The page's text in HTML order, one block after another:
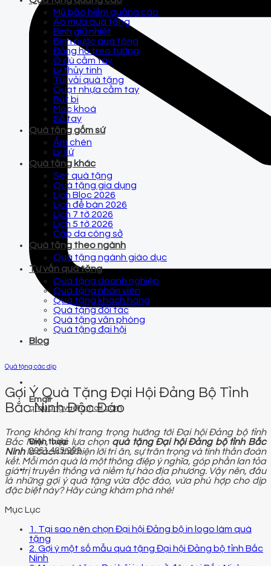
Email
qtquangvu@gmail.com
Điện thoại
0961 425 999
Mũ bảo hiểm quảng cáo
Áo mưa quà tặng
Bình giữ nhiệt
Bình nước quà tặng
Đồng hồ treo tường
Ô dù cầm tay
Ly thủy tinh
Túi vải quà tặng
Quạt nhựa cầm tay
Bút bi
Móc khoá
Sổ tay
Quà tặng gốm sứ
Ấm chén
Ly sứ
Quà tặng khác
Set quà tặng
Quà tặng gia dụng
Lịch Bloc 2026
Lịch để bàn 2026
Lịch 7 tờ 2026
Lịch 5 tờ 2026
Cặp da công sở
Quà tặng theo ngành
Quà tặng ngành giáo dục
Tư vấn quà tặng
Quà tặng doanh nghiệp
Quà tặng nhân viên
Quà tặng khách hàng
Quà tặng đối tác
Quà tặng văn phòng
Quà tặng đại hội
Blog
Quà tặng các dịp
Gợi Ý Quà Tặng Đại Hội Đảng Bộ Tỉnh
Bắc Ninh Độc Đáo
Trong không khí trang trọng hướng tới Đại hội Đảng bộ tỉnh
Bắc Ninh, việc lựa chọn quà tặng Đại hội Đảng bộ tỉnh Bắc
Ninhlà cách thể hiện lời tri ân, sự trân trọng và tinh thần đoàn
kết. Mỗi món quà là một thông điệp ý nghĩa, góp phần lan tỏa
giá trị truyền thống và niềm tự hào địa phương. Vậy nên, đâu
là những gợi ý quà tặng vừa độc đáo, vừa phù hợp cho dịp
đặc biệt này? Hãy cùng khám phá nhé!
Mục Lục
1. Tại sao nên chọn Đại hội Đảng bộ in logo làm quà
tặng
2. Gợi ý một số mẫu quà tặng Đại hội Đảng bộ tỉnh Bắc
Ninh